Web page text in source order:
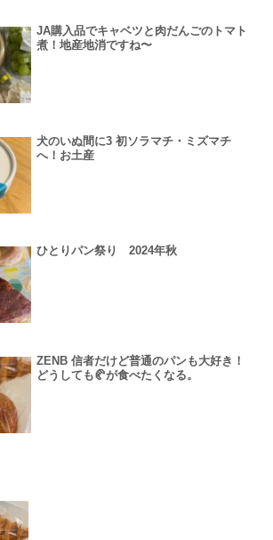
JA購入品でキャベツと肉だんごのトマト
煮！地産地消ですね〜
犬のいぬ間に3 初ソラマチ・ミズマチ
へ！お土産
ひとりパン祭り 2024年秋
ZENB 信者だけど普通のパンも大好き！
どうしても🥐が食べたくなる。